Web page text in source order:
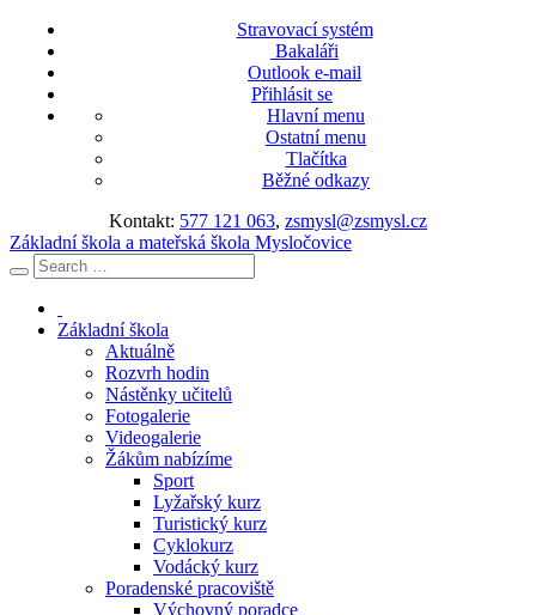
Stravovací systém
Bakaláři
Outlook e-mail
Přihlásit se
Hlavní menu
Ostatní menu
Tlačítka
Běžné odkazy
Kontakt: 577 121 063, zsmysl@zsmysl.cz
Základní škola a mateřská škola Mysločovice
Základní škola
Aktuálně
Rozvrh hodin
Nástěnky učitelů
Fotogalerie
Videogalerie
Žákům nabízíme
Sport
Lyžařský kurz
Turistický kurz
Cyklokurz
Vodácký kurz
Poradenské pracoviště
Výchovný poradce